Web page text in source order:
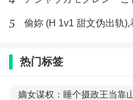
5 偷妳 (H 1v1 甜文伪出轨),
热门标签
嫡女谋权：睡个摄政王当靠